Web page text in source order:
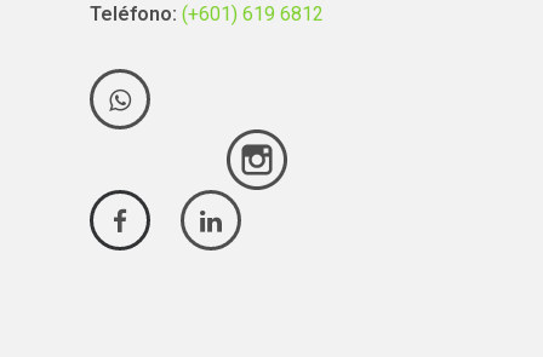
Teléfono: (+601) 619 6812